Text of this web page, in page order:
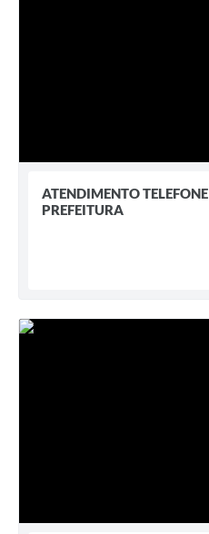
ATENDIMENTO TELEFONE
PREFEITURA